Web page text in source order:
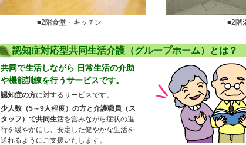
■2階食堂・キッチン ■2階
認知症対応型共同生活介護（グループホーム）とは？
共同で生活しながら 日常生活の介助
や機能訓練を行うサービスです。
認知症の方に対するサービスです。
少人数（5～9人程度）の方と介護職員（ス
タッフ）で共同生活を営みながら症状の進
行を緩やかにし、安定した健やかな生活を
送れるようにご支援いたします。